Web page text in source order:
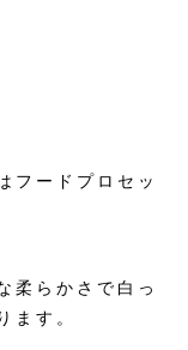
フードプロセッ
柔らかさで白っ
ます。